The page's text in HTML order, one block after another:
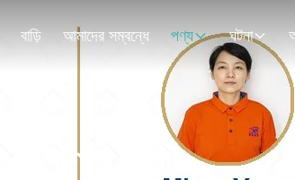
বাড়ি আমাদের সম্বন্ধে পণ্য ঘটনা
পণ্যের বিবরণ